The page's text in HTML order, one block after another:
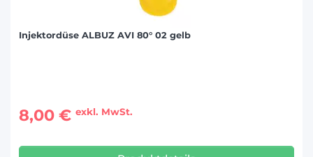
Injektordüse ALBUZ AVI 80° 02 gelb
8,00 € exkl. MwSt.